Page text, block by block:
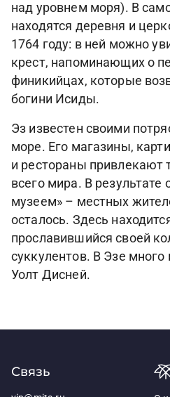
над уровнем моря). В
находятся деревня и
1764 году: в ней можно
крест, напоминающих о
финикийцах, которые
богини Исиды.
Эз известен своими
море. Его магазины,
и рестораны привлекают
всего мира. В результате
музеем» – местных
осталось. Здесь
прославившийся своей
суккулентов. В Эзе
Уолт Дисней.
Связь